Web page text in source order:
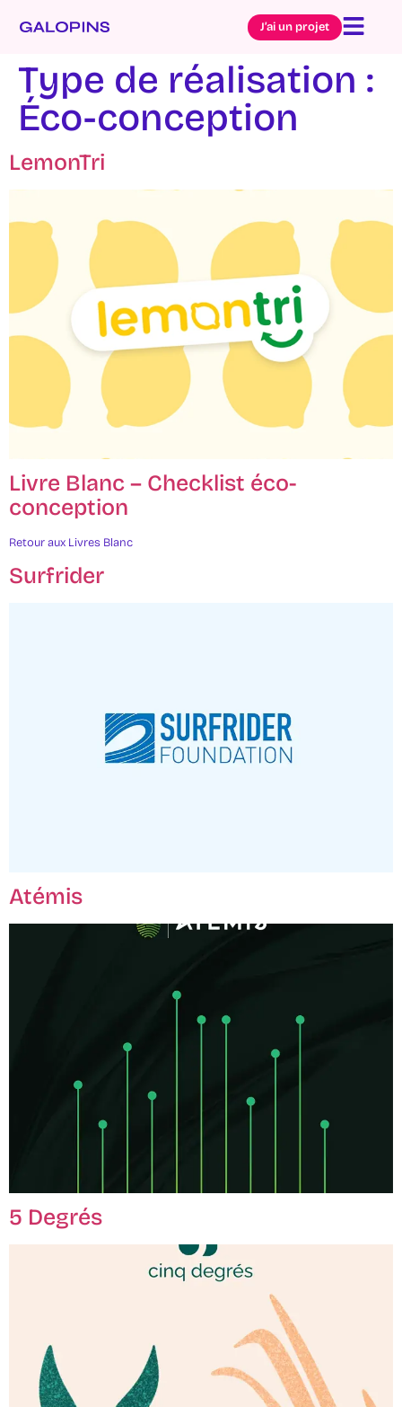
J’ai un projet
Type de réalisation :
Éco-conception
LemonTri
Livre Blanc – Checklist éco-
conception
Retour aux Livres Blanc
Surfrider
Atémis
5 Degrés